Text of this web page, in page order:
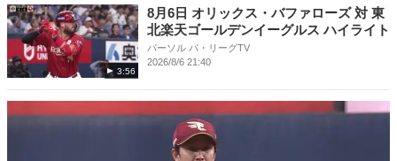
3:56
8月6日 オリックス・バファローズ 対 東
北楽天ゴールデンイーグルス ハイライト
パーソル パ・リーグTV
2026/8/6 21:40